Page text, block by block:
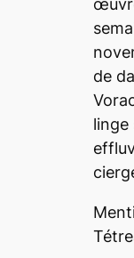
de
linge